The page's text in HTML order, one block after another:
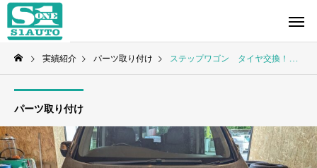
実績紹介 パーツ取り付け ステップワゴン タイヤ交換！！
パーツ取り付け